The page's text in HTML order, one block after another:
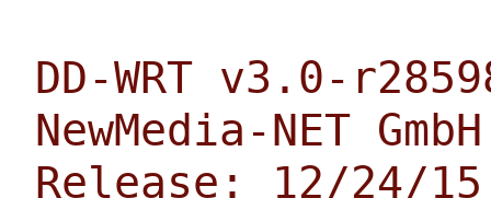
DD-WRT v3.0-
NewMedia-NET GmbH
Release: 12/24/15